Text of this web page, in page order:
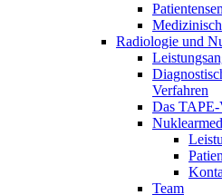
Radiologie und
Verfahren
Das TAPE-
Team